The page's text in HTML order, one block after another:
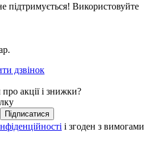
підтримується! Використовуйте
дзвінок
акції і знижки?
Підписатися
і згоден з вимогами